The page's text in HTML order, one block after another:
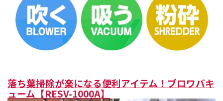
落ち葉掃除が楽になる便利アイテム！ブロワバキ
ューム【RESV-1000A】